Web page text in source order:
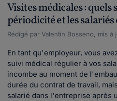
Visites médicales : quels
périodicité et les salariés
Rédigé par Valentin Bosseno, mis
En tant qu'employeur, vous
suivi médical régulier à vos
incombe au moment de
durée du contrat de travail,
salarié dans l'entreprise après